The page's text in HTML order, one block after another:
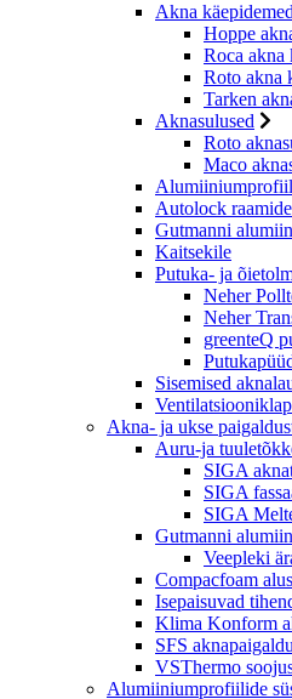
Akna käepidemed
Hoppe
Roca akna
Roto akna
Tarken
Aknasulused
Roto
Maco
Autolock
Gutmanni
Kaitsekile
Putuka- ja
Neher
Neher
greenteQ
Sisemised
Akna- ja ukse
Auru-ja
SIGA
SIGA
SIGA
Gutmanni
Veepleki
Compacfoam
Isepaisuvad
Klima Konform
SFS
VSThermo
Alumiiniumprofiilide